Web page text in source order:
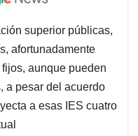
superior públicas,
afortunadamente
aunque pueden
a pesar del acuerdo
a esas IES cuatro